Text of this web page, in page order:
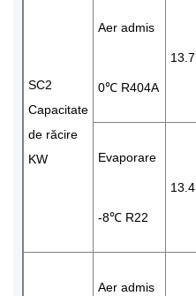
SC2
Capacitate
de răcire
KW
Aer admis
0℃ R404A
13.7
Evaporare
-8℃ R22
13.4
Aer admis